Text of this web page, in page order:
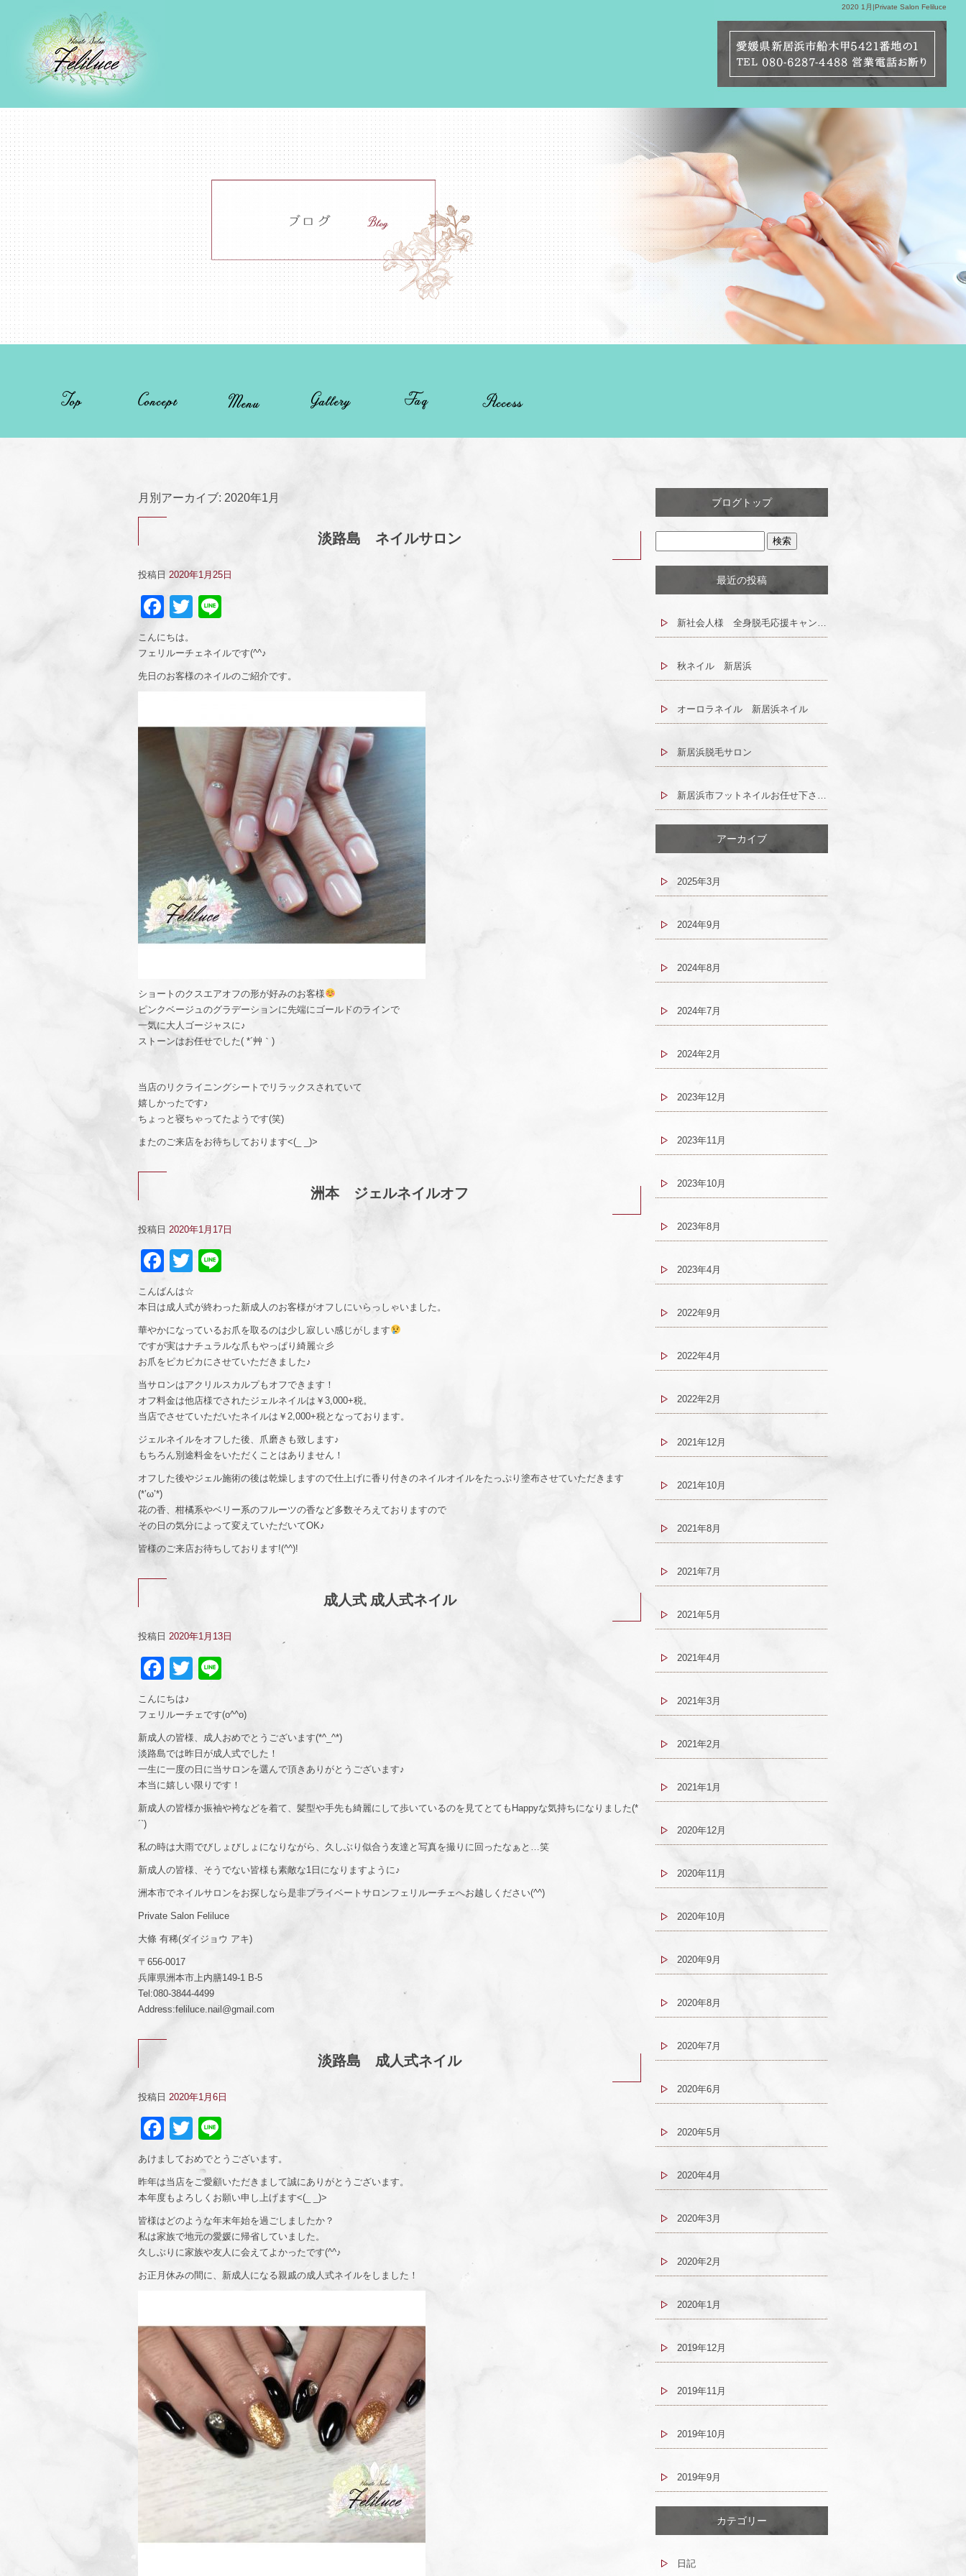
2020 1月|Private Salon Feliluce
月別アーカイブ: 2020年1月
淡路島 ネイルサロン
投稿日 2020年1月25日
Facebook
Twitter
こんにちは。
フェリルーチェネイルです(^^♪
先日のお客様のネイルのご紹介です。
ショートのクスエアオフの形が好みのお客様
ピンクベージュのグラデーションに先端にゴールドのラインで
一気に大人ゴージャスに♪
ストーンはお任せでした( *´艸｀)
当店のリクライニングシートでリラックスされていて
嬉しかったです♪
ちょっと寝ちゃってたようです(笑)
またのご来店をお待ちしております<(_ _)>
洲本 ジェルネイルオフ
投稿日 2020年1月17日
Facebook
Twitter
こんばんは☆
本日は成人式が終わった新成人のお客様がオフしにいらっしゃいました。
華やかになっているお爪を取るのは少し寂しい感じがします
ですが実はナチュラルな爪もやっぱり綺麗☆彡
お爪をピカピカにさせていただきました♪
当サロンはアクリルスカルプもオフできます！
オフ料金は他店様でされたジェルネイルは￥3,000+税。
当店でさせていただいたネイルは￥2,000+税となっております。
ジェルネイルをオフした後、爪磨きも致します♪
もちろん別途料金をいただくことはありません！
オフした後やジェル施術の後は乾燥しますので仕上げに香り付きのネイルオイルをたっぷり塗布させていただきます
(*’ω’*)
花の香、柑橘系やベリー系のフルーツの香など多数そろえておりますので
その日の気分によって変えていただいてOK♪
皆様のご来店お待ちしております!(^^)!
成人式 成人式ネイル
投稿日 2020年1月13日
Facebook
Twitter
こんにちは♪
フェリルーチェです(o^^o)
新成人の皆様、成人おめでとうございます(*^_^*)
淡路島では昨日が成人式でした！
一生に一度の日に当サロンを選んで頂きありがとうございます♪
本当に嬉しい限りです！
新成人の皆様か振袖や袴などを着て、髪型や手先も綺麗にして歩いているのを見てとてもHappyな気持ちになりました(*
´`)
私の時は大雨でびしょびしょになりながら、久しぶり似合う友達と写真を撮りに回ったなぁと…笑
新成人の皆様、そうでない皆様も素敵な1日になりますように♪
洲本市でネイルサロンをお探しなら是非プライベートサロンフェリルーチェへお越しください(^^)
Private Salon Feliluce
大條 有稀(ダイジョウ アキ)
〒656-0017
兵庫県洲本市上内膳149-1 B-5
Tel:080-3844-4499
Address:feliluce.nail@gmail.com
淡路島 成人式ネイル
投稿日 2020年1月6日
Facebook
Twitter
あけましておめでとうございます。
昨年は当店をご愛顧いただきまして誠にありがとうございます。
本年度もよろしくお願い申し上げます<(_ _)>
皆様はどのような年末年始を過ごしましたか？
私は家族で地元の愛媛に帰省していました。
久しぶりに家族や友人に会えてよかったです(^^♪
お正月休みの間に、新成人になる親戚の成人式ネイルをしました！
ブログトップ
最近の投稿
新社会人様 全身脱毛応援キャンペーン
秋ネイル 新居浜
オーロラネイル 新居浜ネイル
新居浜脱毛サロン
新居浜市フットネイルお任せ下さい（´-`）.｡oO
アーカイブ
2025年3月
2024年9月
2024年8月
2024年7月
2024年2月
2023年12月
2023年11月
2023年10月
2023年8月
2023年4月
2022年9月
2022年4月
2022年2月
2021年12月
2021年10月
2021年8月
2021年7月
2021年5月
2021年4月
2021年3月
2021年2月
2021年1月
2020年12月
2020年11月
2020年10月
2020年9月
2020年8月
2020年7月
2020年6月
2020年5月
2020年4月
2020年3月
2020年2月
2020年1月
2019年12月
2019年11月
2019年10月
2019年9月
カテゴリー
日記